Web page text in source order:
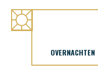
OVERNACHTEN